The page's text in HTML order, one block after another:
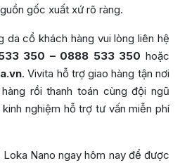
gốc xuất xứ rõ ràng.
cổ khách hàng vui lòng liên hệ
350 – 0888 533 350 hoặc
. Vivita hỗ trợ giao hàng tận nơi
rồi thanh toán cùng đội ngũ
nghiệm hỗ trợ tư vấn miễn phí
Loka Nano ngay hôm nay để được